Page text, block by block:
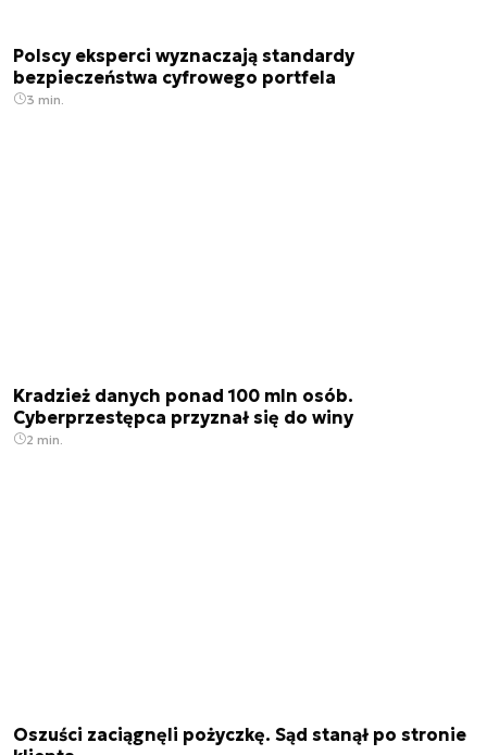
Polscy eksperci wyznaczają standardy
bezpieczeństwa cyfrowego portfela
3 min.
Kradzież danych ponad 100 mln osób.
Cyberprzestępca przyznał się do winy
2 min.
Oszuści zaciągnęli pożyczkę. Sąd stanął po stronie